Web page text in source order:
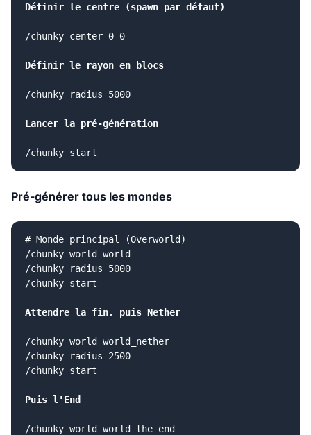
Définir le centre (spawn par défaut)
/chunky center 0 0
Définir le rayon en blocs
/chunky radius 5000
Lancer la pré-génération
/chunky start
Pré-générer tous les mondes
# Monde principal (Overworld)
/chunky world world
/chunky radius 5000
/chunky start
Attendre la fin, puis Nether
/chunky world world_nether
/chunky radius 2500
/chunky start
Puis l'End
/chunky world world_the_end